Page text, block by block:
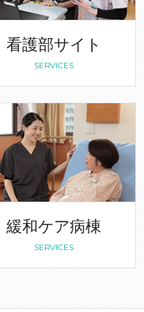
看護部サイト
SERVICES
緩和ケア病棟
SERVICES